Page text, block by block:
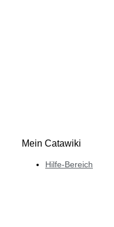
Mein Catawiki
Hilfe-Bereich